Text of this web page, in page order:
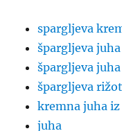
spargljeva
špargljeva juha
špargljeva
špargljeva
kremna juha
juha